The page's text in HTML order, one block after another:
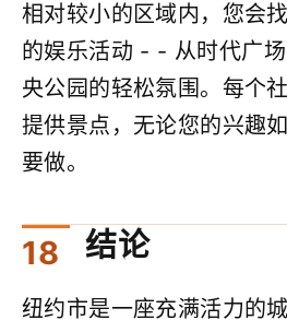
相对较小的区域内，您会
的娱乐活动 - - 从时代广
央公园的轻松氛围。每个
提供景点，无论您的兴趣
要做。
结论
纽约市是一座充满活力的